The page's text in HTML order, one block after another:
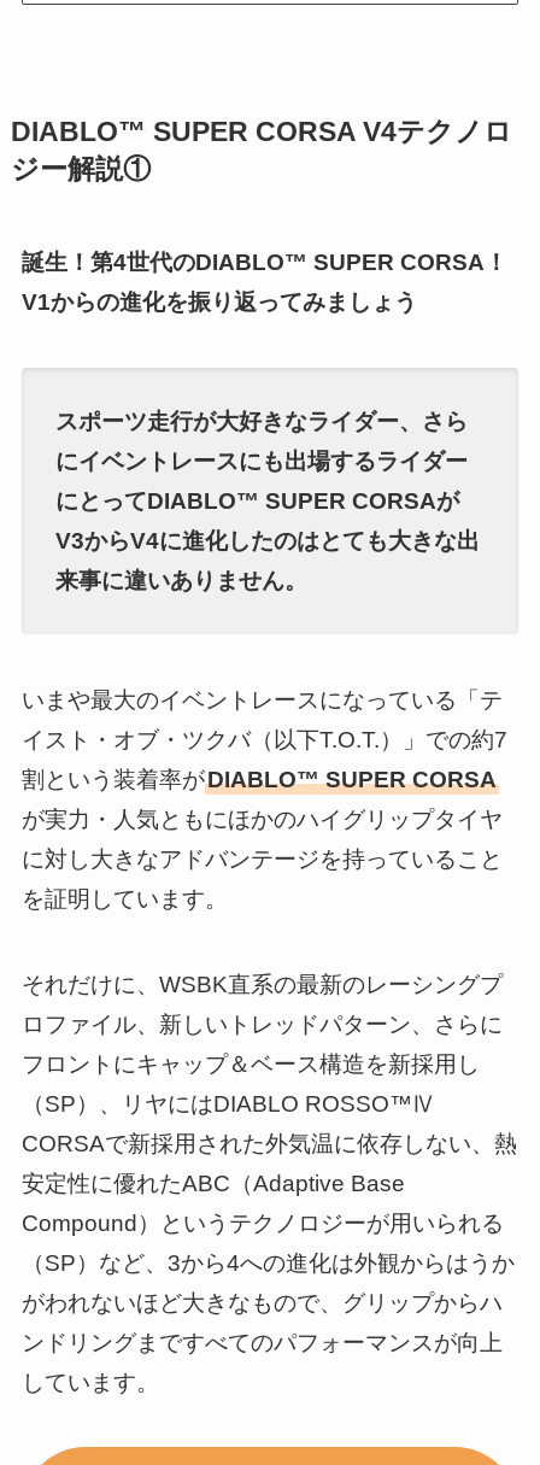
DIABLO™ SUPER CORSA V4テクノロ
ジー解説①
誕生！第4世代のDIABLO™ SUPER CORSA！
V1からの進化を振り返ってみましょう
スポーツ走行が大好きなライダー、さら
にイベントレースにも出場するライダー
にとってDIABLO™ SUPER CORSAが
V3からV4に進化したのはとても大きな出
来事に違いありません。
いまや最大のイベントレースになっている「テ
イスト・オブ・ツクバ（以下T.O.T.）」での約7
割という装着率がDIABLO™ SUPER CORSA
が実力・人気ともにほかのハイグリップタイヤ
に対し大きなアドバンテージを持っていること
を証明しています。
それだけに、WSBK直系の最新のレーシングプ
ロファイル、新しいトレッドパターン、さらに
フロントにキャップ＆ベース構造を新採用し
（SP）、リヤにはDIABLO ROSSO™Ⅳ
CORSAで新採用された外気温に依存しない、熱
安定性に優れたABC（Adaptive Base
Compound）というテクノロジーが用いられる
（SP）など、3から4への進化は外観からはうか
がわれないほど大きなもので、グリップからハ
ンドリングまですべてのパフォーマンスが向上
しています。